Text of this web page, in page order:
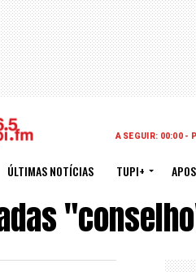
A SEGUIR: 00:00 -
ÚLTIMAS NOTÍCIAS TUPI+